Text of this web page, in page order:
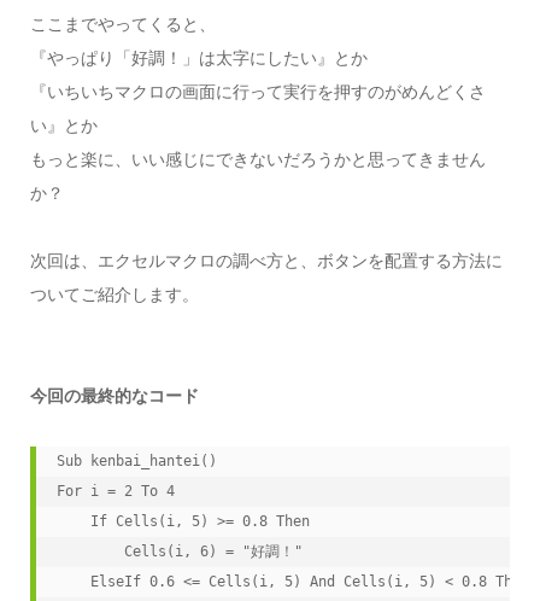
ここまでやってくると、
『やっぱり「好調！」は太字にしたい』とか
『いちいちマクロの画面に行って実行を押すのがめんどくさ
い』とか
もっと楽に、いい感じにできないだろうかと思ってきません
か？
次回は、エクセルマクロの調べ方と、ボタンを配置する方法に
ついてご紹介します。
今回の最終的なコード
Sub kenbai_hantei()
For i = 2 To 4
    If Cells(i, 5) >= 0.8 Then
        Cells(i, 6) = "好調！"
    ElseIf 0.6 <= Cells(i, 5) And Cells(i, 5) < 0.8 Then